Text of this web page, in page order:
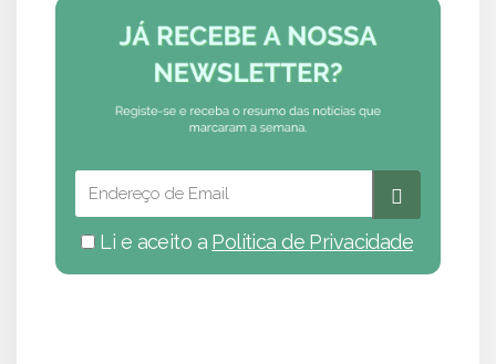
Li e aceito a Política de Privacidade